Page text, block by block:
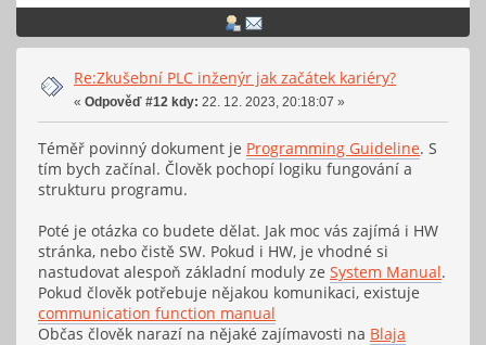
Re:Zkušební PLC inženýr jak začátek kariéry?
« Odpověď #12 kdy: 22. 12. 2023, 20:18:07 »
Téměř povinný dokument je Programming Guideline. S
tím bych začínal. Člověk pochopí logiku fungování a
strukturu programu.
Poté je otázka co budete dělat. Jak moc vás zajímá i HW
stránka, nebo čistě SW. Pokud i HW, je vhodné si
nastudovat alespoň základní moduly ze System Manual.
Pokud člověk potřebuje nějakou komunikaci, existuje
communication function manual
Občas člověk narazí na nějaké zajímavosti na Blaja